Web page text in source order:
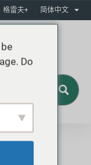
格雷夫+ 简体中文
Do